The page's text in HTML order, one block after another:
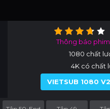
Thông báo
1080 chất
4K có chất
VIETSUB 1080 V2